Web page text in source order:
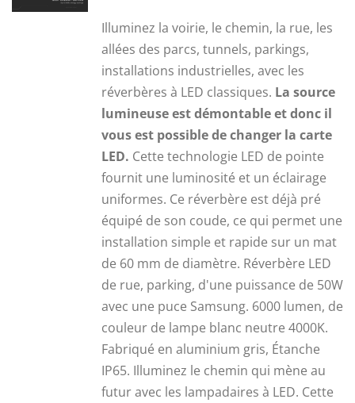
initial
était :
51,15 €.
actuel
est :
39,00 €.
Illuminez la voirie, le chemin, la rue, les
allées des parcs, tunnels, parkings,
installations industrielles, avec les
réverbères à LED classiques. La source
lumineuse est démontable et donc il
vous est possible de changer la carte
LED. Cette technologie LED de pointe
fournit une luminosité et un éclairage
uniformes. Ce réverbère est déjà pré
équipé de son coude, ce qui permet une
installation simple et rapide sur un mat
de 60 mm de diamètre. Réverbère LED
de rue, parking, d'une puissance de 50W
avec une puce Samsung. 6000 lumen, de
couleur de lampe blanc neutre 4000K.
Fabriqué en aluminium gris, Étanche
IP65. Illuminez le chemin qui mène au
futur avec les lampadaires à LED. Cette